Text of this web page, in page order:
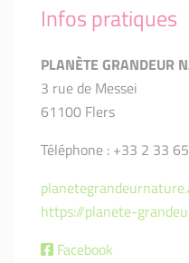
Infos pratiques
PLANÈTE GRANDEUR
3 rue de Messei
61100 Flers
Téléphone : +33 2 33
https://planete-
Facebook